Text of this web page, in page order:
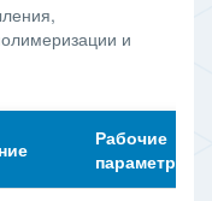
и
Рабочие
параметры